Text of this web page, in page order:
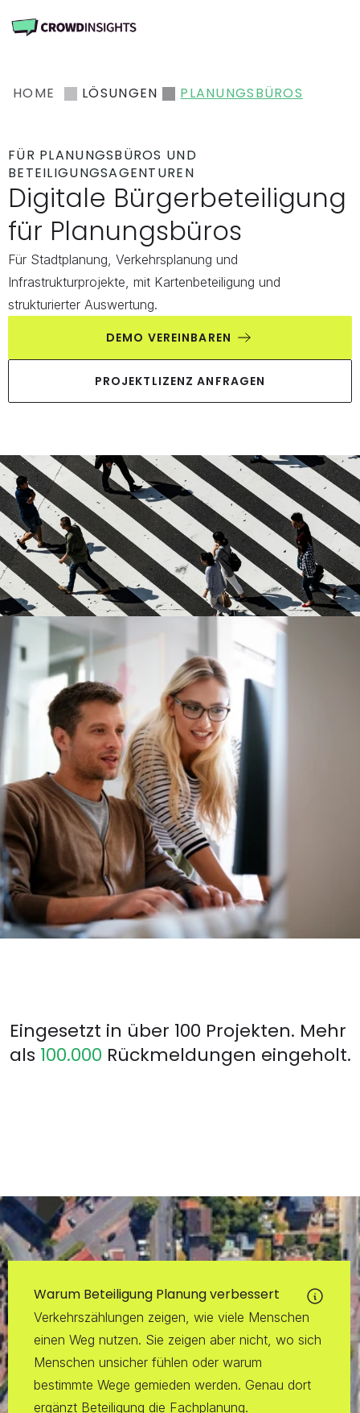
HOME LÖSUNGEN PLANUNGSBÜROS
FÜR PLANUNGSBÜROS UND
BETEILIGUNGSAGENTUREN
Digitale Bürgerbeteiligung
für Planungsbüros
Für Stadtplanung, Verkehrsplanung und
Infrastrukturprojekte, mit Kartenbeteiligung und
strukturierter Auswertung.
DEMO VEREINBAREN
PROJEKTLIZENZ ANFRAGEN
Eingesetzt in über 100 Projekten. Mehr
als 100.000 Rückmeldungen eingeholt.
Warum Beteiligung Planung verbessert
Verkehrszählungen zeigen, wie viele Menschen
einen Weg nutzen. Sie zeigen aber nicht, wo sich
Menschen unsicher fühlen oder warum
bestimmte Wege gemieden werden. Genau dort
ergänzt Beteiligung die Fachplanung.